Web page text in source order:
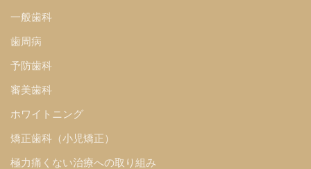
一般歯科
歯周病
予防歯科
審美歯科
ホワイトニング
矯正歯科（小児矯正）
極力痛くない治療への取り組み